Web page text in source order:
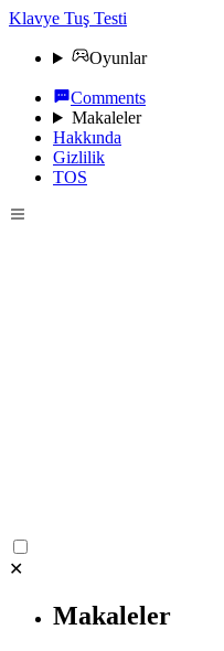
Klavye Tuş Testi
Oyunlar
Comments
Makaleler
Hakkında
Gizlilik
TOS
✕
Makaleler